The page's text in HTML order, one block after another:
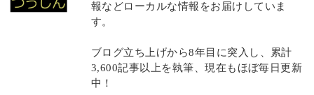
報などローカルな情報をお届けしていま
す。
ブログ立ち上げから8年目に突入し、累計
3,600記事以上を執筆、現在もほぼ毎日更新
中！